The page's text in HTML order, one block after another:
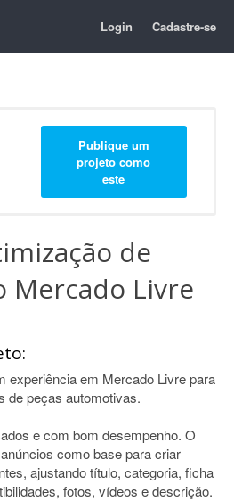
Login Cadastre-se
Publique um
projeto como
este
de
Mercado Livre
experiência em Mercado Livre para
de peças automotivas.
e com bom desempenho. O
como base para criar
ajustando título, categoria, ficha
fotos, vídeos e descrição.